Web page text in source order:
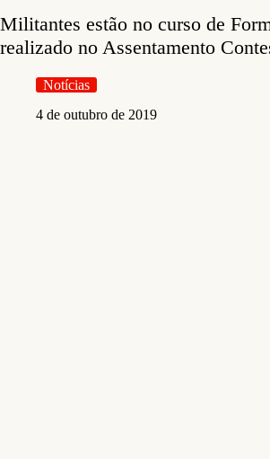
Militantes estão no curso de
realizado no Assentamento
Notícias
4 de outubro de 2019